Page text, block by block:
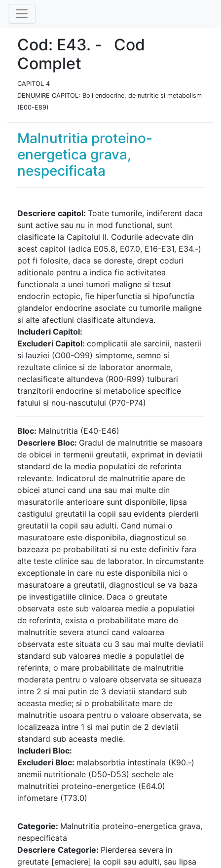
Cod: E43. - Cod
Complet
CAPITOL 4
DENUMIRE CAPITOL: Boli endocrine, de nutritie si metabolism
(E00-E89)
Malnutritia proteino-
energetica grava,
nespecificata
Descriere capitol: Toate tumorile, indiferent daca
sunt active sau nu in mod functional, sunt
clasificate la Capitolul II. Codurile adecvate din
acest capitol (adica E05.8, E07.0, E16-E31, E34.-)
pot fi folosite, daca se doreste, drept coduri
aditionale pentru a indica fie activitatea
functionala a unei tumori maligne si tesut
endocrin ectopic, fie hiperfunctia si hipofunctia
glandelor endocrine asociate cu tumorile maligne
si alte afectiuni clasificate altundeva.
Includeri Capitol:
Excluderi Capitol: complicatii ale sarcinii, nasterii
si lauziei (O00-O99) simptome, semne si
rezultate clinice si de laborator anormale,
neclasificate altundeva (R00-R99) tulburari
tranzitorii endocrine si metabolice specifice
fatului si nou-nascutului (P70-P74)
Bloc: Malnutritia (E40-E46)
Descriere Bloc: Gradul de malnutritie se masoara
de obicei in termenii greutatii, exprimat in deviatii
standard de la media populatiei de referinta
relevante. Indicatorul de malnutritie apare de
obicei atunci cand una sau mai multe din
masuratorile anterioare sunt disponibile, lipsa
castigului greutatii la copii sau evidenta pierderii
greutatii la copii sau adulti. Cand numai o
masuratoare este disponibila, diagnosticul se
bazeaza pe probabilitati si nu este definitiv fara
alte teste clinice sau de laborator. In circumstante
exceptionale in care nu este disponibila nici o
masuratoare a greutatii, diagnosticul se va baza
pe investigatiile clinice. Daca o greutate
observata este sub valoarea medie a populatiei
de referinta, exista o probabilitate mare de
malnutritie severa atunci cand valoarea
observata este situata cu 3 sau mai multe deviatii
standard sub valoarea medie a populatiei de
referinta; o mare probabilitate de malnutritie
moderata pentru o valoare observata se situeaza
intre 2 si mai putin de 3 deviatii standard sub
aceasta medie; si o probabilitate mare de
malnutritie usoara pentru o valoare observata, se
localizeaza intre 1 si mai putin de 2 deviatii
standard sub aceasta medie.
Includeri Bloc:
Excluderi Bloc: malabsorbtia intestinala (K90.-)
anemii nutritionale (D50-D53) sechele ale
malnutritiei proteino-energetice (E64.0)
infometare (T73.0)
Categorie: Malnutritia proteino-energetica grava,
nespecificata
Descriere Categorie: Pierderea severa in
greutate [emaciere] la copii sau adulti, sau lipsa